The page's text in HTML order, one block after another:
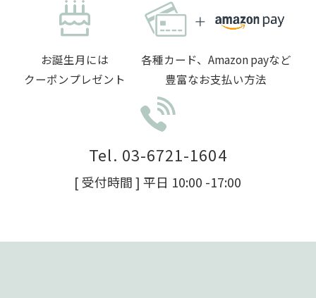
お誕生月には
クーポンプレゼント
各種カード、Amazon payなど
豊富なお支払い方法
Tel. 03-6721-1604
[ 受付時間 ] 平日 10:00 -17:00